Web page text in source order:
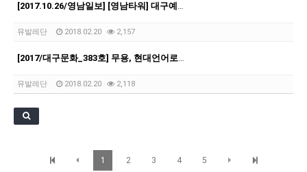
[2017.10.26/영남일보] [영남타워] 대구예술계에 바란다
뮤발레단 2018.02.20 2,157
[2017/대구문화_383호] 무용, 현대언어로서의 확장 뮤발레컴퍼니
뮤발레단 2018.02.20 2,118
1 2 3 4 5